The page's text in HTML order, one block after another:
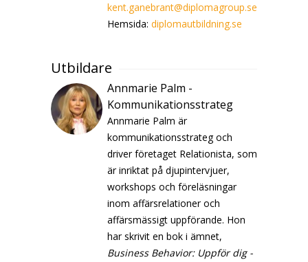
kent.ganebrant@diplomagroup.se
Hemsida: diplomautbildning.se
Utbildare
Annmarie Palm -
Kommunikationsstrateg
Annmarie Palm är
kommunikationsstrateg och
driver företaget Relationista, som
är inriktat på djupintervjuer,
workshops och föreläsningar
inom affärsrelationer och
affärsmässigt uppförande. Hon
har skrivit en bok i ämnet,
Business Behavior: Uppför dig -